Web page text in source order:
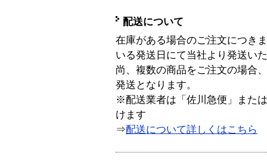
配送について
在庫がある場合のご注文につき
いる発送日にて当社より発送い
尚、複数の商品をご注文の場合
発送となります。
※配送業者は「佐川急便」また
けます
⇒配送について詳しくはこちら